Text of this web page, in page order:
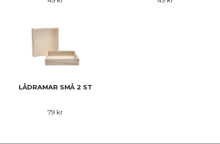
LÅDRAMAR SMÅ 2 ST
79 kr